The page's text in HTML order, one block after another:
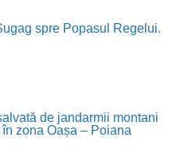
spre Popasul Regelui.
de jandarmii montani
zona Oașa – Poiana